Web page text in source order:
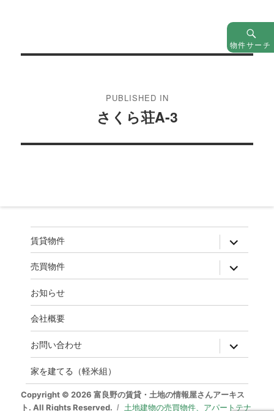
ゲ
ン
PUBLISHED IN
さくら荘A-3
物件サーチ
賃貸物件 expand
child
menu
売買物件 expand
child
menu
お知らせ
会社概要
お問い合わせ expand
child
menu
家を建てる（軽米組）
Copyright © 2026 富良野の賃貸・土地の情報屋さんアーキス
ト. All Rights Reserved.
土地建物の売買物件、アパートテナ